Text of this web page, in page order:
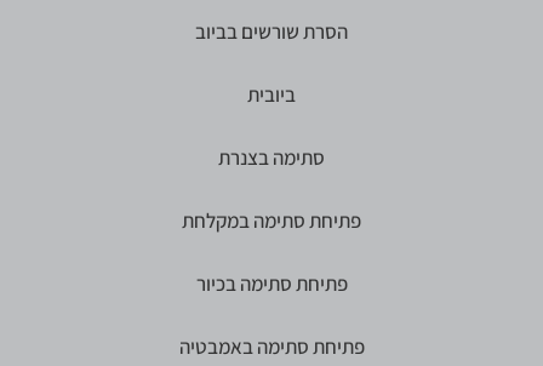
הסרת שורשים בביוב
ביובית
סתימה בצנרת
פתיחת סתימה במקלחת
פתיחת סתימה בכיור
פתיחת סתימה באמבטיה